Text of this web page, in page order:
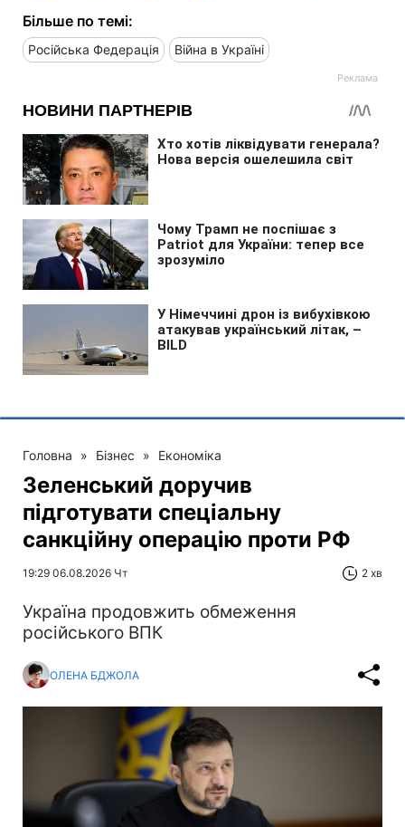
Більше по темі:
Російська Федерація Війна в Україні
Головна » Бізнес » Економіка
Зеленський доручив
підготувати спеціальну
санкційну операцію проти РФ
19:29 06.08.2026 Чт 2 хв
Україна продовжить обмеження
російського ВПК
ОЛЕНА БДЖОЛА